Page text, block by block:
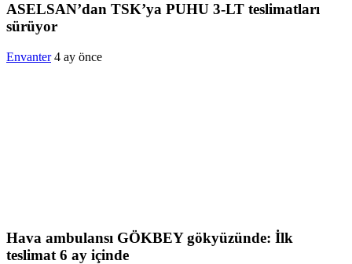
ASELSAN’dan TSK’ya PUHU 3-LT teslimatları
sürüyor
Envanter 4 ay önce
Hava ambulansı GÖKBEY gökyüzünde: İlk
teslimat 6 ay içinde